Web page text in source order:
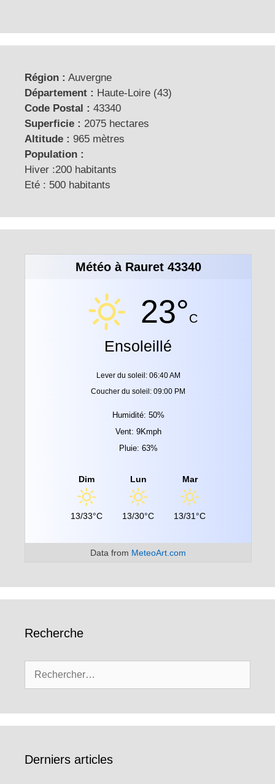
Région : Auvergne
Département : Haute-Loire (43)
Code Postal : 43340
Superficie : 2075 hectares
Altitude : 965 mètres
Population :
Hiver :200 habitants
Eté : 500 habitants
Météo à Rauret 43340
23°C
Ensoleillé
Lever du soleil: 06:40 AM
Coucher du soleil: 09:00 PM
Humidité: 50%
Vent: 9Kmph
Pluie: 63%
Dim
13/33°C
Lun
13/30°C
Mar
13/31°C
Data from MeteoArt.com
Recherche
Rechercher :
Derniers articles